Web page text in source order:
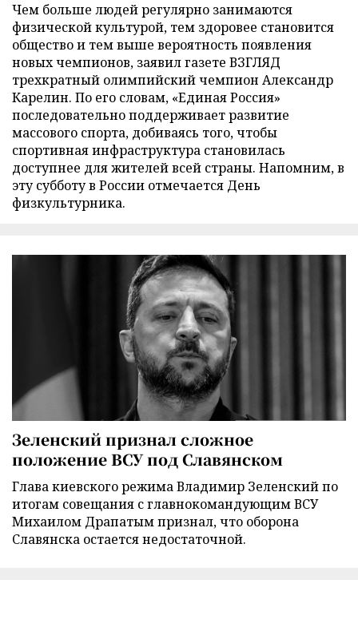
Чем больше людей регулярно занимаются
физической культурой, тем здоровее становится
общество и тем выше вероятность появления
новых чемпионов, заявил газете ВЗГЛЯД
трехкратный олимпийский чемпион Александр
Карелин. По его словам, «Единая Россия»
последовательно поддерживает развитие
массового спорта, добиваясь того, чтобы
спортивная инфраструктура становилась
доступнее для жителей всей страны. Напомним, в
эту субботу в России отмечается День
физкультурника.
Зеленский признал сложное
положение ВСУ под Славянском
Глава киевского режима Владимир Зеленский по
итогам совещания с главнокомандующим ВСУ
Михаилом Драпатым признал, что оборона
Славянска остается недостаточной.